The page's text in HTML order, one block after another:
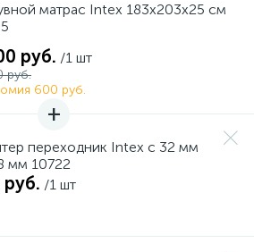
матрас Intex 183x203x25 см
руб. /1 шт
руб.
600 руб.
переходник Intex с 32 мм
мм 10722
руб. /1 шт